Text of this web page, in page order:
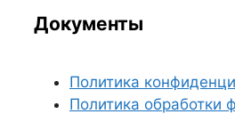
Документы
Политика
Политика обработки